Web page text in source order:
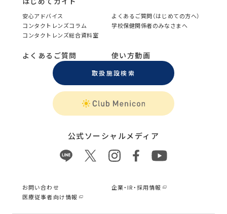
安心アドバイス
よくあるご質問（はじめての方へ）
コンタクトレンズコラム
学校保健関係者のみなさまへ
コンタクトレンズ総合資料室
よくあるご質問 使い方動画
取扱施設検索
公式ソーシャルメディア
お問い合わせ
企業・IR・採用情報
医療従事者向け情報